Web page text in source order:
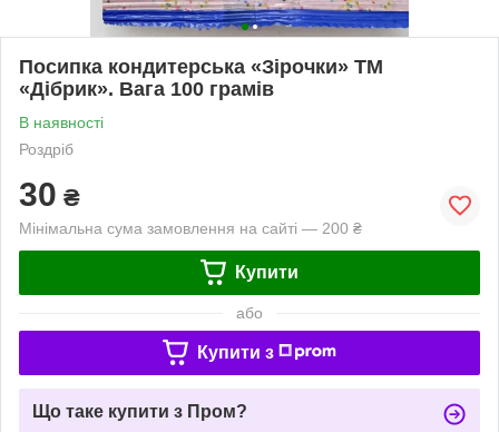
Посипка кондитерська «Зірочки» ТМ
«Дібрик». Вага 100 грамів
В наявності
Роздріб
30 ₴
Мінімальна сума замовлення на сайті — 200 ₴
Купити
або
Купити з
Що таке купити з Пром?